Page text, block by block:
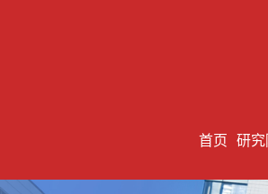
首页 研